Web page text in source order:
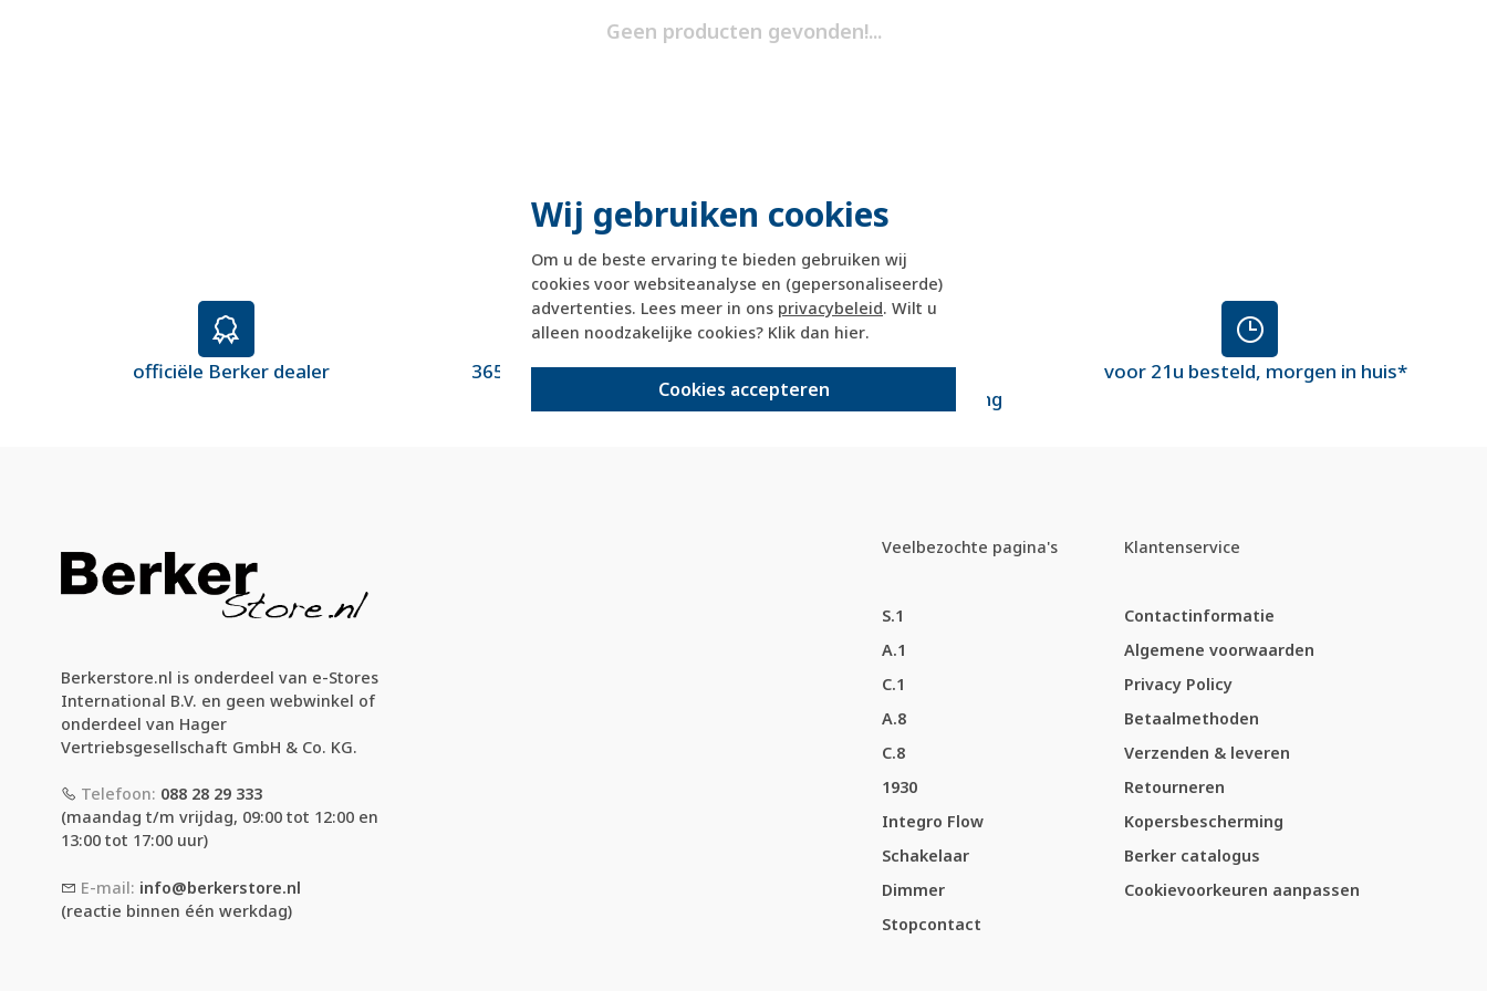
Wij gebruiken cookies
Om u de beste ervaring te bieden gebruiken wij
cookies voor websiteanalyse en (gepersonaliseerde)
advertenties. Lees meer in ons privacybeleid. Wilt u
alleen noodzakelijke cookies? Klik dan hier.
Cookies accepteren
Geen producten gevonden!...
officiële Berker dealer 365 dagen retourrecht
veilig kopen met
kopersbescherming
voor 21u besteld, morgen in huis*
Berkerstore.nl is onderdeel van e-Stores
International B.V. en geen webwinkel of
onderdeel van Hager
Vertriebsgesellschaft GmbH & Co. KG.
Telefoon: 088 28 29 333
(maandag t/m vrijdag, 09:00 tot 12:00 en
13:00 tot 17:00 uur)
E-mail: info@berkerstore.nl
(reactie binnen één werkdag)
Veelbezochte pagina's
S.1
A.1
C.1
A.8
C.8
1930
Integro Flow
Schakelaar
Dimmer
Stopcontact
Klantenservice
Contactinformatie
Algemene voorwaarden
Privacy Policy
Betaalmethoden
Verzenden & leveren
Retourneren
Kopersbescherming
Berker catalogus
Cookievoorkeuren aanpassen